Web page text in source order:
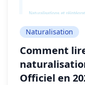
Naturalisation
Comment
Officiel en